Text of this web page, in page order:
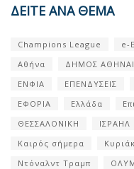
ΔΕΙΤΕ ΑΝΑ ΘΕΜΑ
Champions League e-
Αθήνα
ΔΗΜΟΣ
ΕΝΦΙΑ
ΕΠΕΝΔΥΣΕΙΣ
ΕΦΟΡΙΑ
Ελλάδα
ΘΕΣΣΑΛΟΝΙΚΗ
ΙΣΡΑΗΛ
Καιρός σήμερα
Ντόναλντ Τραμπ